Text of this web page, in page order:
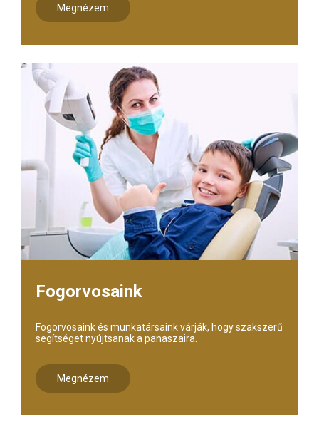
Megnézem
Fogorvosaink
Fogorvosaink és munkatársaink várják, hogy szakszerű
segítséget nyújtsanak a panaszaira.
Megnézem